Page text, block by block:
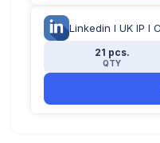
Linkedin I UK IP I
21 pcs.
QTY